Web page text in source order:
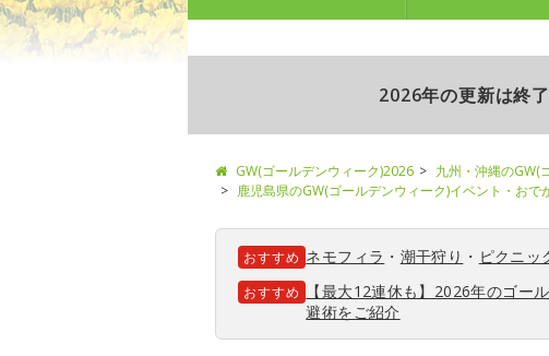
2026年の更新は終
GW(ゴールデンウィーク)2026
九州・沖縄のGW(
鹿児島県のGW(ゴールデンウィーク)イベント・おで
おすすめ ネモフィラ ・ 潮干狩り ・ ピクニッ
おすすめ
【最大12連休も】2026年のゴー
避術をご紹介